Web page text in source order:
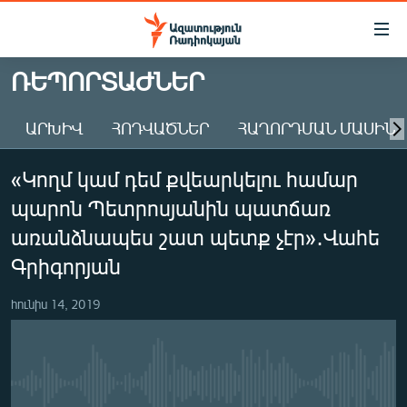
Մատչելիության
Անցնել
հիմնական
Անցնել
հիմնական
մենյուին
ԱԶԱՏՈՒԹՅՈՒՆ TV
ՀԱՅԱՍՏԱՆ
ԸՆՏՐՈՒԹՅՈՒՆՆԵՐ 2026
ԻՐԱՎՈՒՆՔ
ՀԱՍԱՐԱԿՈՒԹՅՈՒՆ
ՂԱՐԱԲԱՂ
ՌԵՊՈՐՏԱԺՆԵՐ
ԱՐԽԻՎ ՀՈԴՎԱԾՆԵՐ ՀԱՂՈՐԴՄԱՆ ՄԱՍԻՆ
«Կողմ կամ դեմ քվեարկելու համար
պարոն Պետրոսյանին պատճառ
առանձնապես շատ պետք չէր»․Վահե
Գրիգորյան
հունիս 14, 2019